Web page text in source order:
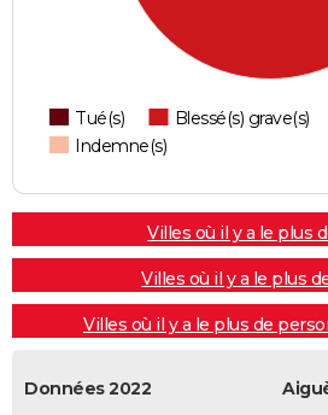
Tué(s) Blessé(s) grave(s)
Indemne(s)
Villes où il y a le plus
Villes où il y a le plus
Villes où il y a le plus de
Données 2022